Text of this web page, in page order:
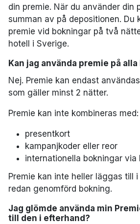
din premie. När du använder din
summan av på depositionen. Du
premie vid bokningar på två
hotell i Sverige.
Kan jag använda premie på
Nej. Premie kan endast
som gäller minst 2 nätter.
Premie kan inte kombineras med:
presentkort
kampanjkoder eller reor
internationella bokningar via
Premie kan inte heller läggas till
redan genomförd bokning.
Jag glömde använda min
till den i efterhand?